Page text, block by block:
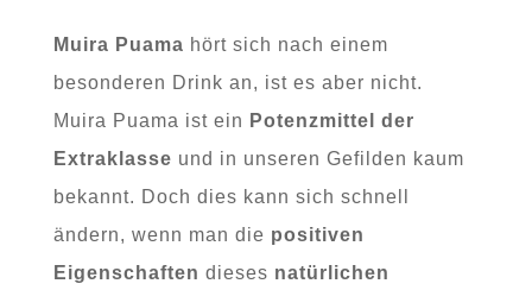
Muira Puama hört sich nach einem
besonderen Drink an, ist es aber nicht.
Muira Puama ist ein Potenzmittel der
Extraklasse und in unseren Gefilden kaum
bekannt. Doch dies kann sich schnell
ändern, wenn man die positiven
Eigenschaften dieses natürlichen